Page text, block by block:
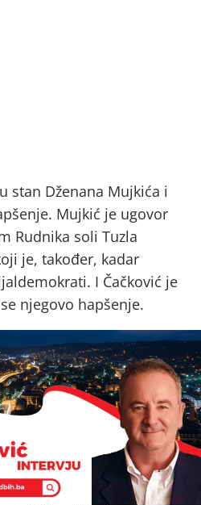
stan Dženana Mujkića i
Mujkić je ugovor
Rudnika soli Tuzla
je, također, kadar
I Čačković je
njegovo hapšenje.